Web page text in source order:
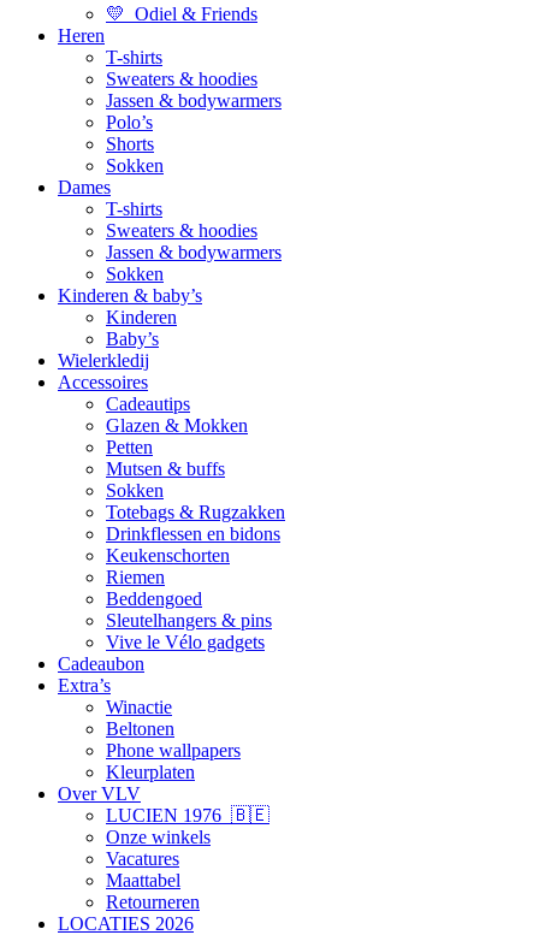
💛 Odiel & Friends
Heren
T-shirts
Sweaters & hoodies
Jassen & bodywarmers
Polo’s
Shorts
Sokken
Dames
T-shirts
Sweaters & hoodies
Jassen & bodywarmers
Sokken
Kinderen & baby’s
Kinderen
Baby’s
Wielerkledij
Accessoires
Cadeautips
Glazen & Mokken
Petten
Mutsen & buffs
Sokken
Totebags & Rugzakken
Drinkflessen en bidons
Keukenschorten
Riemen
Beddengoed
Sleutelhangers & pins
Vive le Vélo gadgets
Cadeaubon
Extra’s
Winactie
Beltonen
Phone wallpapers
Kleurplaten
Over VLV
LUCIEN 1976 🇧🇪
Onze winkels
Vacatures
Maattabel
Retourneren
LOCATIES 2026